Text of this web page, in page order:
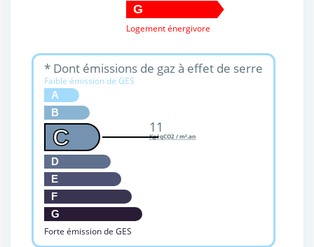
G
Logement énergivore
* Dont émissions de gaz à effet de serre
Faible émission de GES
A
B
C
D
E
F
G
Forte émission de GES
11
KgéqCO2 / m².an